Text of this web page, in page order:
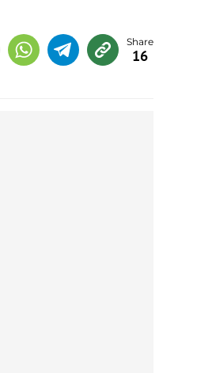
16